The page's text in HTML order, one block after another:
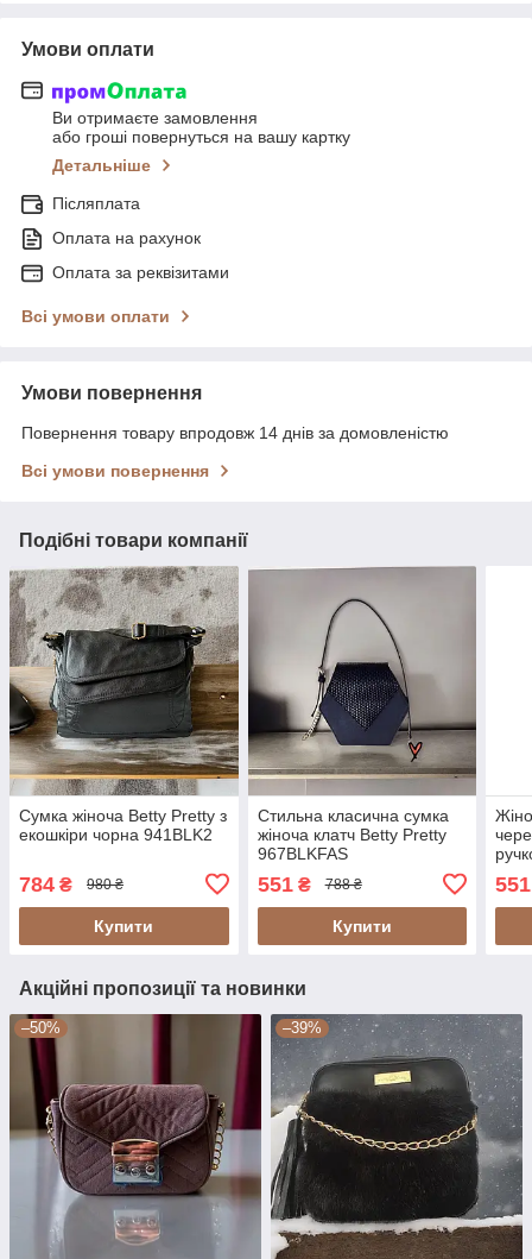
Умови оплати
Ви отримаєте замовлення
або гроші повернуться на вашу картку
Детальніше
Післяплата
Оплата на рахунок
Оплата за реквізитами
Всі умови оплати
Умови повернення
Повернення товару впродовж 14 днів за домовленістю
Всі умови повернення
Подібні товари компанії
Сумка жіноча Betty Pretty з
екошкіри чорна 941BLK2
784 ₴ 980 ₴
Купити
Стильна класична сумка
жіноча клатч Betty Pretty
967BLKFAS
551₴ 788 ₴
Купити
551
Акційні пропозиції та новинки
–50% –39%